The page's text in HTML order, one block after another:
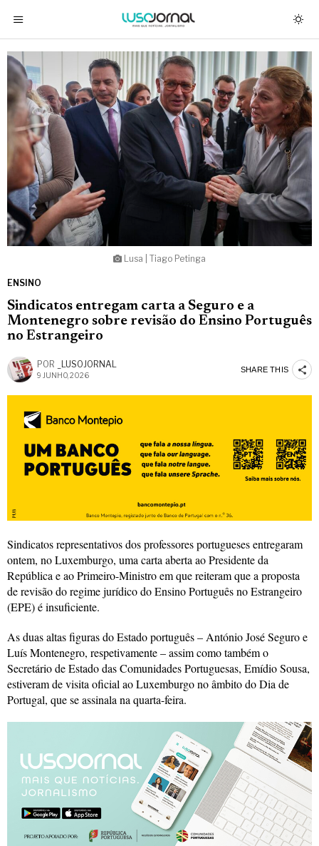
Lusa | Tiago Petinga
ENSINO
Sindicatos entregam carta a Seguro e a
Montenegro sobre revisão do Ensino Português
no Estrangeiro
POR _LUSOJORNAL
9 JUNHO, 2026
SHARE THIS
Sindicatos representativos dos professores portugueses entregaram
ontem, no Luxemburgo, uma carta aberta ao Presidente da
República e ao Primeiro-Ministro em que reiteram que a proposta
de revisão do regime jurídico do Ensino Português no Estrangeiro
(EPE) é insuficiente.
As duas altas figuras do Estado português – António José Seguro e
Luís Montenegro, respetivamente – assim como também o
Secretário de Estado das Comunidades Portuguesas, Emídio Sousa,
estiveram de visita oficial ao Luxemburgo no âmbito do Dia de
Portugal, que se assinala na quarta-feira.